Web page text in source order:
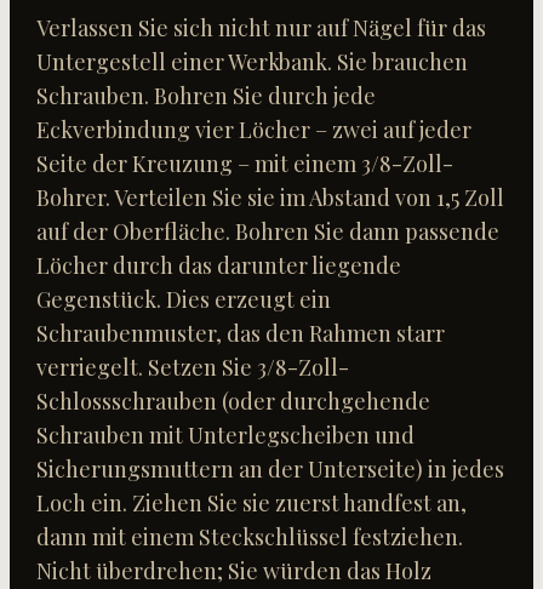
Verlassen Sie sich nicht nur auf Nägel für das
Untergestell einer Werkbank. Sie brauchen
Schrauben. Bohren Sie durch jede
Eckverbindung vier Löcher – zwei auf jeder
Seite der Kreuzung – mit einem 3/8-Zoll-
Bohrer. Verteilen Sie sie im Abstand von 1,5 Zoll
auf der Oberfläche. Bohren Sie dann passende
Löcher durch das darunter liegende
Gegenstück. Dies erzeugt ein
Schraubenmuster, das den Rahmen starr
verriegelt. Setzen Sie 3/8-Zoll-
Schlossschrauben (oder durchgehende
Schrauben mit Unterlegscheiben und
Sicherungsmuttern an der Unterseite) in jedes
Loch ein. Ziehen Sie sie zuerst handfest an,
dann mit einem Steckschlüssel festziehen.
Nicht überdrehen; Sie würden das Holz